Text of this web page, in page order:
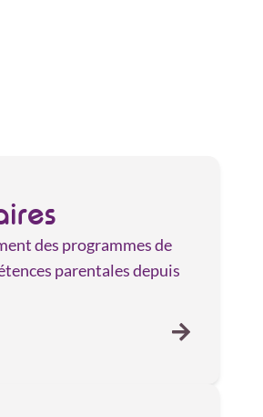
des programmes de
parentales depuis